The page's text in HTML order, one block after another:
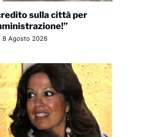
sulla città per
8 Agosto 2026